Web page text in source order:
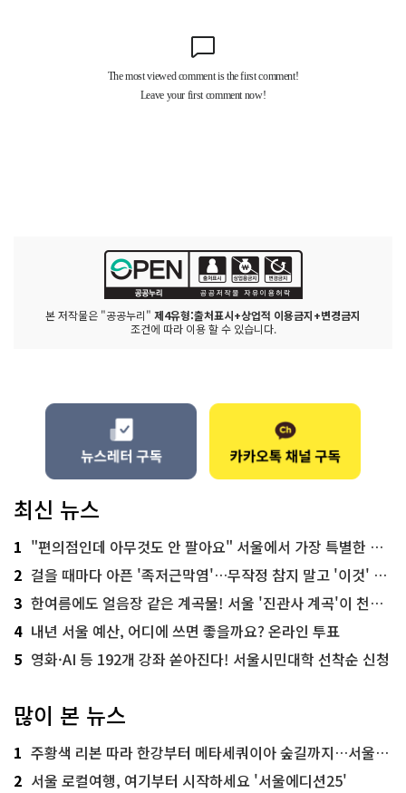
본 저작물은 "공공누리" 제4유형:출처표시+상업적 이용금지+변경금지
조건에 따라 이용 할 수 있습니다.
최신 뉴스
1 "편의점인데 아무것도 안 팔아요" 서울에서 가장 특별한 편의점의 정체
2 걸을 때마다 아픈 '족저근막염'…무작정 참지 말고 '이것' 해보세요!
3 한여름에도 얼음장 같은 계곡물! 서울 '진관사 계곡'이 천국이네~
4 내년 서울 예산, 어디에 쓰면 좋을까요? 온라인 투표
5 영화·AI 등 192개 강좌 쏟아진다! 서울시민대학 선착순 신청
많이 본 뉴스
1 주황색 리본 따라 한강부터 메타세쿼이아 숲길까지…서울둘레길 15코스
2 서울 로컬여행, 여기부터 시작하세요 '서울에디션25'